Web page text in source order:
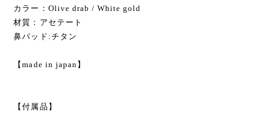
カラー：Olive drab / White gold
材質：アセテート
鼻パッド:チタン
【made in japan】
【付属品】